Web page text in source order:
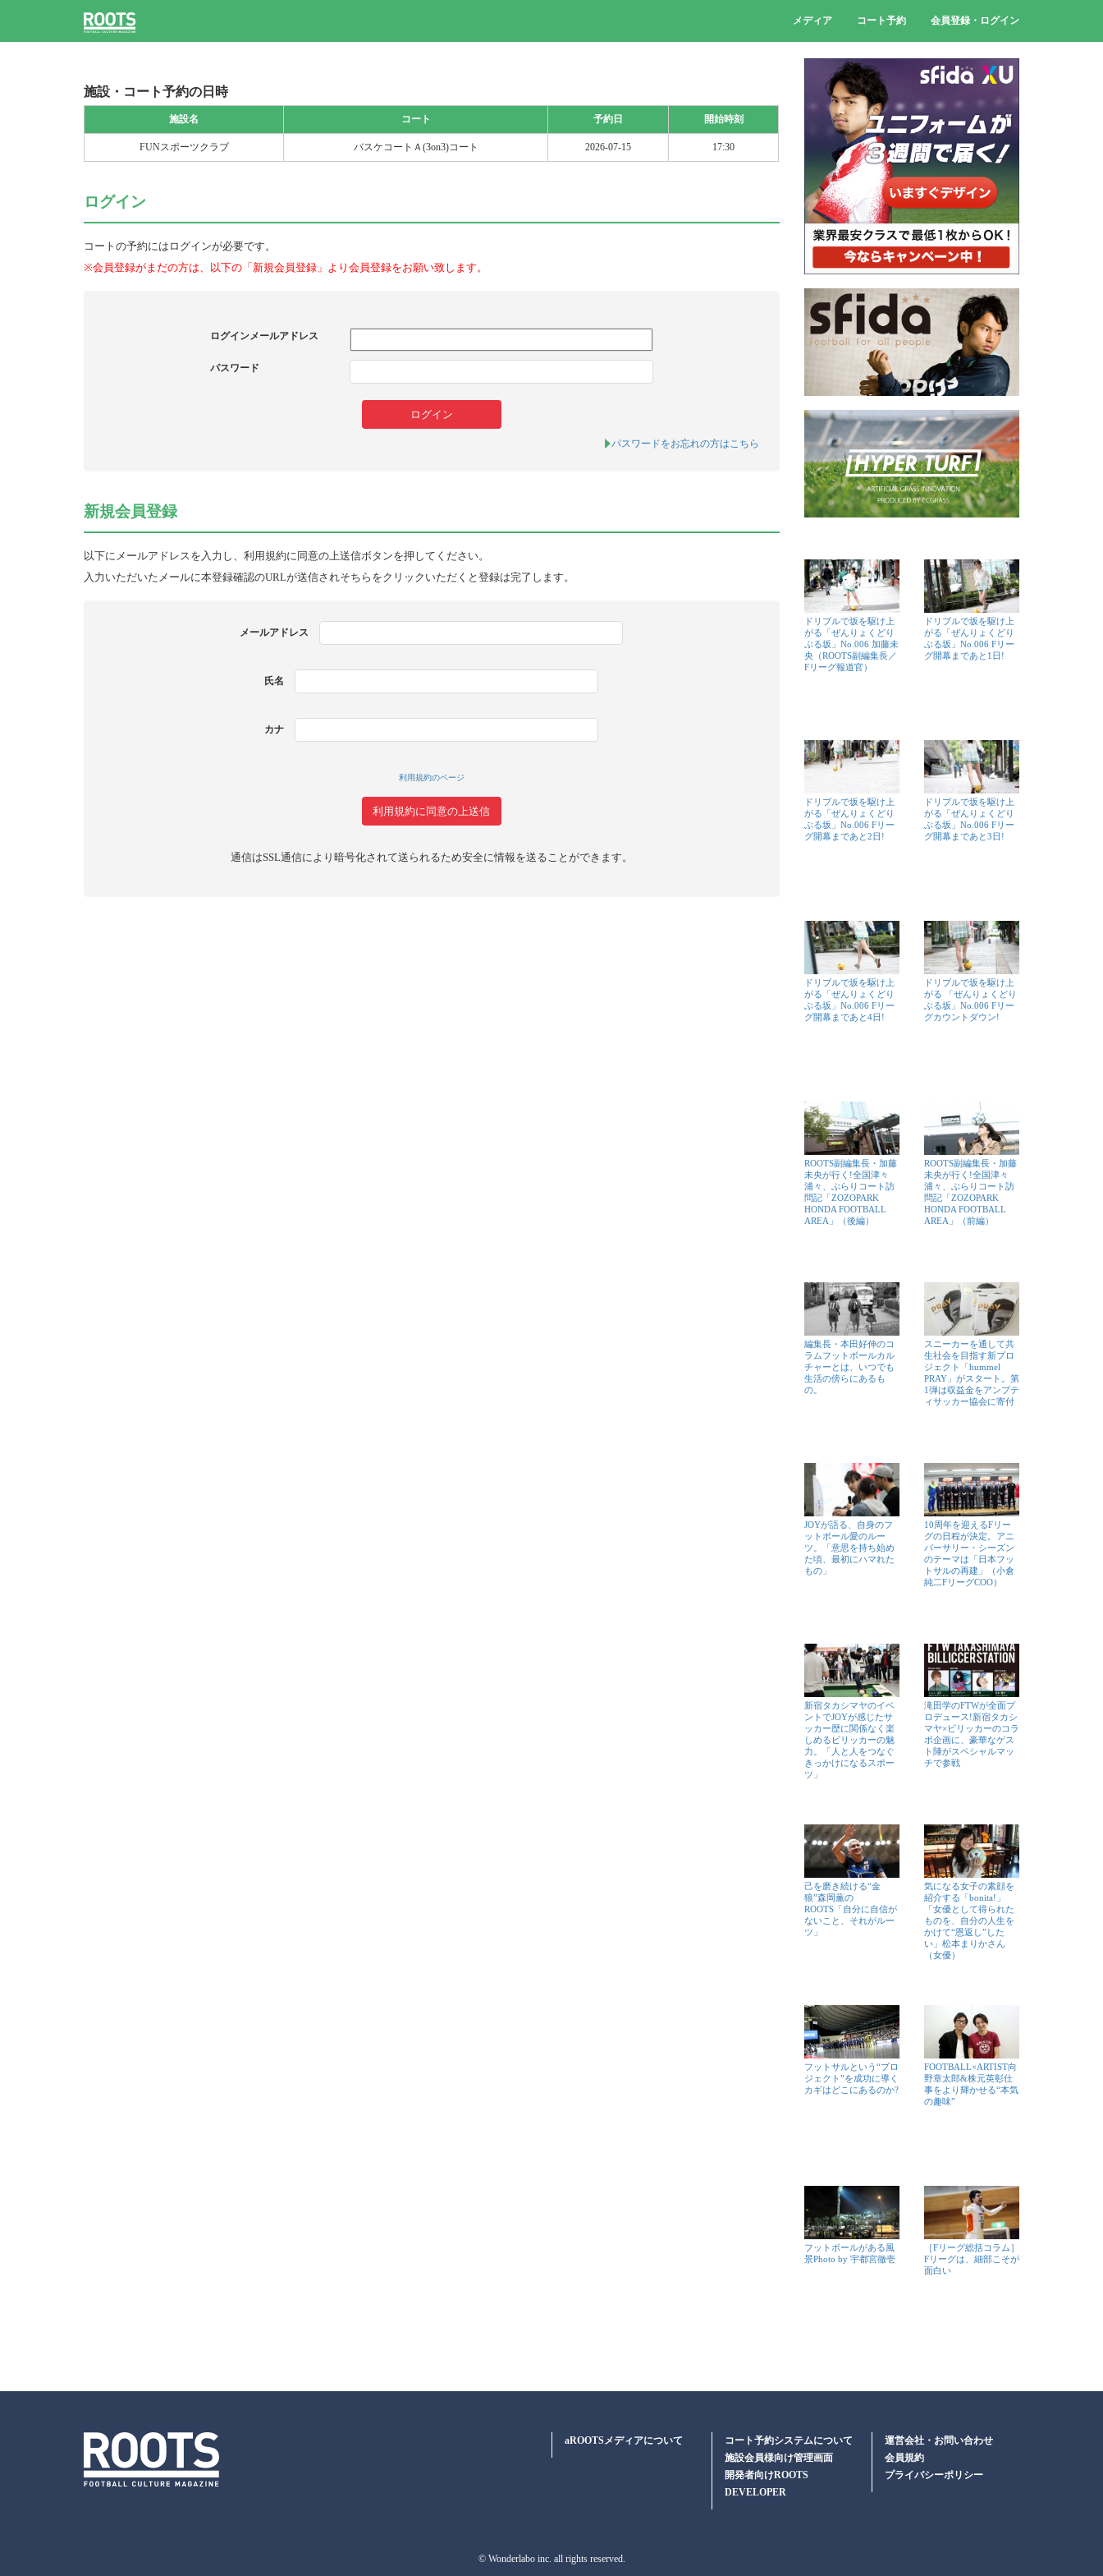
メディア コート予約 会員登録・ログイン
施設・コート予約の日時
施設名 コート 予約日 開始時刻
FUNスポーツクラブ バスケコートＡ(3on3)コート 2026-07-15 17:30
ログイン
コートの予約にはログインが必要です。
※会員登録がまだの方は、以下の「新規会員登録」より会員登録をお願い致します。
ログインメールアドレス
パスワード
パスワードをお忘れの方はこちら
新規会員登録
以下にメールアドレスを入力し、利用規約に同意の上送信ボタンを押してください。
入力いただいたメールに本登録確認のURLが送信されそちらをクリックいただくと登録は完了します。
メールアドレス
氏名
カナ
利用規約のページ
通信はSSL通信により暗号化されて送られるため安全に情報を送ることができます。
ドリブルで坂を駆け上
がる「ぜんりょくどり
ぶる坂」No.006 加藤未
央（ROOTS副編集長／
Fリーグ報道官）
ドリブルで坂を駆け上
がる「ぜんりょくどり
ぶる坂」No.006 Fリー
グ開幕まであと1日!
ドリブルで坂を駆け上
がる「ぜんりょくどり
ぶる坂」No.006 Fリー
グ開幕まであと2日!
ドリブルで坂を駆け上
がる「ぜんりょくどり
ぶる坂」No.006 Fリー
グ開幕まであと3日!
ドリブルで坂を駆け上
がる「ぜんりょくどり
ぶる坂」No.006 Fリー
グ開幕まであと4日!
ドリブルで坂を駆け上
がる 「ぜんりょくどり
ぶる坂」No.006 Fリー
グカウントダウン!
ROOTS副編集長・加藤
未央が行く!全国津々
浦々、ぶらりコート訪
問記「ZOZOPARK
HONDA FOOTBALL
AREA」（後編）
ROOTS副編集長・加藤
未央が行く!全国津々
浦々、ぶらりコート訪
問記「ZOZOPARK
HONDA FOOTBALL
AREA」（前編）
編集長・本田好伸のコ
ラムフットボールカル
チャーとは、いつでも
生活の傍らにあるも
の。
スニーカーを通して共
生社会を目指す新プロ
ジェクト「hummel
PRAY」がスタート。第
1弾は収益金をアンプテ
ィサッカー協会に寄付
JOYが語る、自身のフ
ットボール愛のルー
ツ。「意思を持ち始め
た頃、最初にハマれた
もの」
10周年を迎えるFリー
グの日程が決定。アニ
バーサリー・シーズン
のテーマは「日本フッ
トサルの再建」（小倉
純二FリーグCOO）
新宿タカシマヤのイベ
ントでJOYが感じたサ
ッカー歴に関係なく楽
しめるビリッカーの魅
力。「人と人をつなぐ
きっかけになるスポー
ツ」
滝田学のFTWが全面プ
ロデュース!新宿タカシ
マヤ×ビリッカーのコラ
ボ企画に、豪華なゲス
ト陣がスペシャルマッ
チで参戦
己を磨き続ける“金
狼”森岡薫の
ROOTS「自分に自信が
ないこと、それがルー
ツ」
気になる女子の素顔を
紹介する「bonita!」
「女優として得られた
ものを、自分の人生を
かけて“恩返し”した
い」松本まりかさん
（女優）
フットサルという“プロ
ジェクト”を成功に導く
カギはどこにあるのか?
FOOTBALL×ARTIST向
野章太郎&株元英彰仕
事をより輝かせる“本気
の趣味”
フットボールがある風
景Photo by 宇都宮徹壱
［Fリーグ総括コラム］
Fリーグは、細部こそが
面白い
aROOTSメディアについて
コート予約システムについて
施設会員様向け管理画面
開発者向けROOTS
DEVELOPER
運営会社・お問い合わせ
会員規約
プライバシーポリシー
© Wonderlabo inc. all rights reserved.